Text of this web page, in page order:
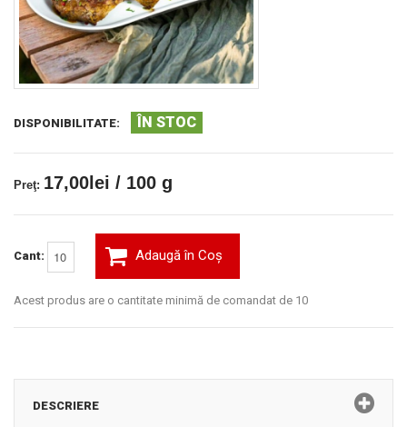
DISPONIBILITATE: ÎN STOC
Preţ: 17,00lei / 100 g
Cant: Adaugă în Coş
Acest produs are o cantitate minimă de comandat de 10
DESCRIERE